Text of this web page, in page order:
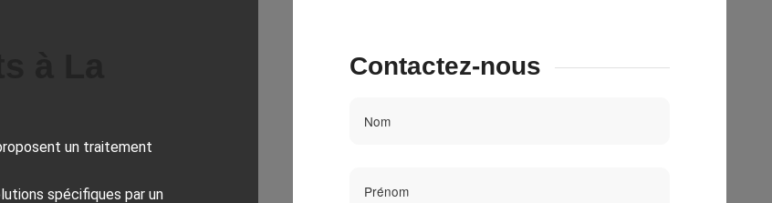
un traitement
spécifiques par un
Contactez-nous